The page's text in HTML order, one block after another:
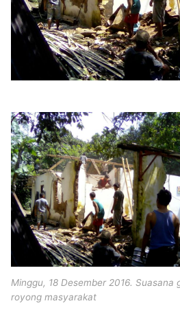
Minggu, 18 Desember 2016. Suasana
royong masyarakat